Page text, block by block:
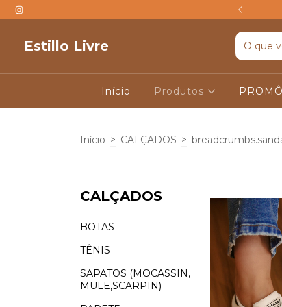
ACIMA DE R$599
Estillo Livre
Início Produtos
Início > CALÇADOS >
CALÇADOS
BOTAS
TÊNIS
SAPATOS (MOCASSIN,
MULE,SCARPIN)